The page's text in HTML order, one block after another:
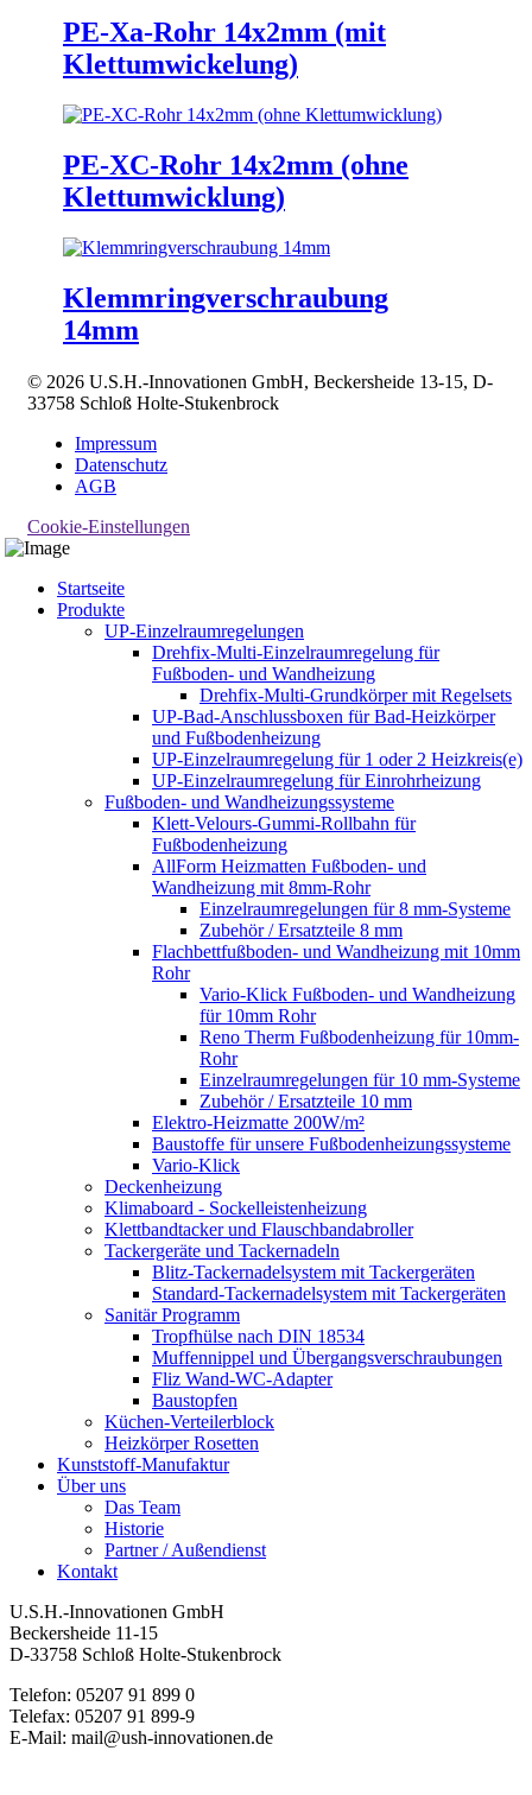
PE-Xa-Rohr 14x2mm (mit
Klettumwickelung)
PE-XC-Rohr 14x2mm (ohne
Klettumwicklung)
Klemmringverschraubung
14mm
© 2026 U.S.H.-Innovationen GmbH, Beckersheide 13-15, D-
33758 Schloß Holte-Stukenbrock
Impressum
Datenschutz
AGB
Cookie-Einstellungen
Startseite
Produkte
UP-Einzelraumregelungen
Drehfix-Multi-Einzelraumregelung für
Fußboden- und Wandheizung
Drehfix-Multi-Grundkörper mit Regelsets
UP-Bad-Anschlussboxen für Bad-Heizkörper
und Fußbodenheizung
UP-Einzelraumregelung für 1 oder 2 Heizkreis(e)
UP-Einzelraumregelung für Einrohrheizung
Fußboden- und Wandheizungssysteme
Klett-Velours-Gummi-Rollbahn für
Fußbodenheizung
AllForm Heizmatten Fußboden- und
Wandheizung mit 8mm-Rohr
Einzelraumregelungen für 8 mm-Systeme
Zubehör / Ersatzteile 8 mm
Flachbettfußboden- und Wandheizung mit 10mm
Rohr
Vario-Klick Fußboden- und Wandheizung
für 10mm Rohr
Reno Therm Fußbodenheizung für 10mm-
Rohr
Einzelraumregelungen für 10 mm-Systeme
Zubehör / Ersatzteile 10 mm
Elektro-Heizmatte 200W/m²
Baustoffe für unsere Fußbodenheizungssysteme
Vario-Klick
Deckenheizung
Klimaboard - Sockelleistenheizung
Klettbandtacker und Flauschbandabroller
Tackergeräte und Tackernadeln
Blitz-Tackernadelsystem mit Tackergeräten
Standard-Tackernadelsystem mit Tackergeräten
Sanitär Programm
Tropfhülse nach DIN 18534
Muffennippel und Übergangsverschraubungen
Fliz Wand-WC-Adapter
Baustopfen
Küchen-Verteilerblock
Heizkörper Rosetten
Kunststoff-Manufaktur
Über uns
Das Team
Historie
Partner / Außendienst
Kontakt
U.S.H.-Innovationen GmbH
Beckersheide 11-15
D-33758 Schloß Holte-Stukenbrock
Telefon: 05207 91 899 0
Telefax: 05207 91 899-9
E-Mail: mail@ush-innovationen.de